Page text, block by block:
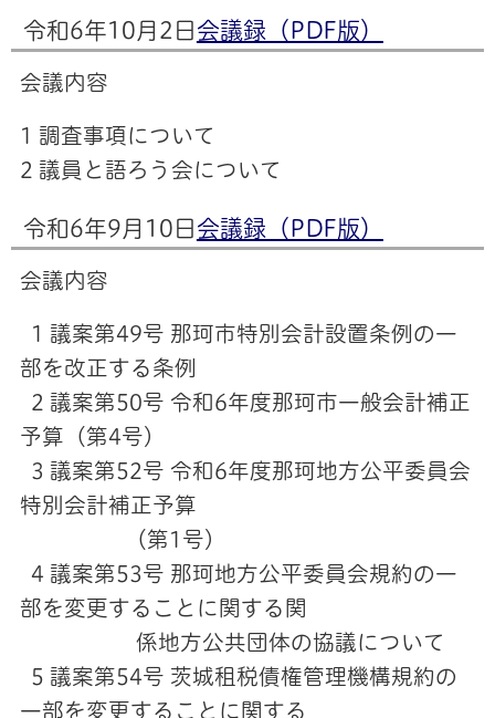
令和6年10月2日会議録（PDF版）
会議内容
1 調査事項について
2 議員と語ろう会について
令和6年9月10日会議録（PDF版）
会議内容
1 議案第49号 那珂市特別会計設置条例の一
部を改正する条例
2 議案第50号 令和6年度那珂市一般会計補正
予算（第4号）
3 議案第52号 令和6年度那珂地方公平委員会
特別会計補正予算
（第1号）
4 議案第53号 那珂地方公平委員会規約の一
部を変更することに関する関
係地方公共団体の協議について
5 議案第54号 茨城租税債権管理機構規約の
一部を変更することに関する